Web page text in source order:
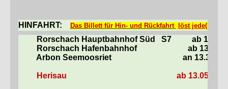
HINFAHRT: Das Billett für Hin- und Rückfahrt löst jede(r)
Rorschach Hauptbahnhof Süd S7
ab 13.24
Rorschach Hafenbahnhof
ab 13.26
Arbon Seemoosriet
an 13.36
Herisau ab 13.05 Uhr